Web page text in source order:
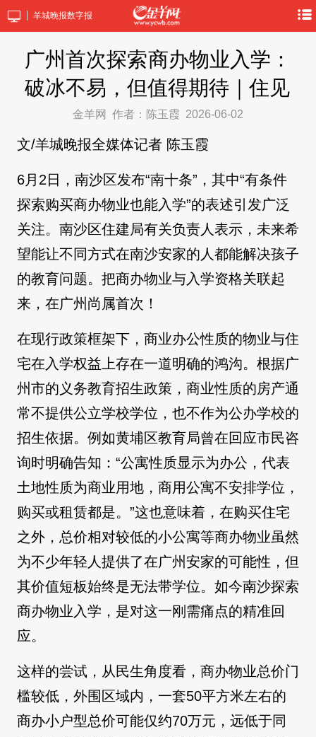
羊城晚报数字报
广州首次探索商办物业入学：
破冰不易，但值得期待｜住见
金羊网 作者：陈玉霞 2026-06-02
文/羊城晚报全媒体记者 陈玉霞
6月2日，南沙区发布“南十条”，其中“有条件
探索购买商办物业也能入学”的表述引发广泛
关注。南沙区住建局有关负责人表示，未来希
望能让不同方式在南沙安家的人都能解决孩子
的教育问题。把商办物业与入学资格关联起
来，在广州尚属首次！
在现行政策框架下，商业办公性质的物业与住
宅在入学权益上存在一道明确的鸿沟。根据广
州市的义务教育招生政策，商业性质的房产通
常不提供公立学校学位，也不作为公办学校的
招生依据。例如黄埔区教育局曾在回应市民咨
询时明确告知：“公寓性质显示为办公，代表
土地性质为商业用地，商用公寓不安排学位，
购买或租赁都是。”这也意味着，在购买住宅
之外，总价相对较低的小公寓等商办物业虽然
为不少年轻人提供了在广州安家的可能性，但
其价值短板始终是无法带学位。如今南沙探索
商办物业入学，是对这一刚需痛点的精准回
应。
这样的尝试，从民生角度看，商办物业总价门
槛较低，外围区域内，一套50平方米左右的
商办小户型总价可能仅约70万元，远低于同